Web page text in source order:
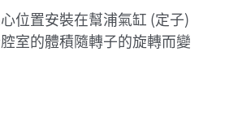
位置安裝在幫浦氣缸 (定子)
室的體積隨轉子的旋轉而變